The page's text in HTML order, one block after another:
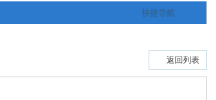
快捷导航
返回列表